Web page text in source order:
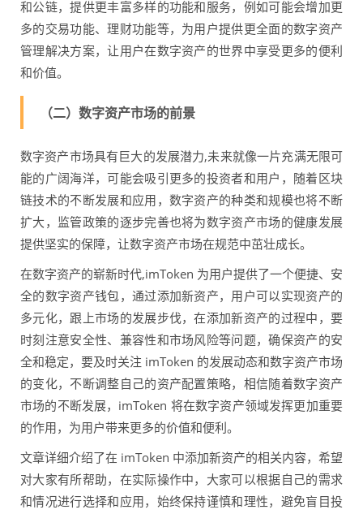
和公链，提供更丰富多样的功能和服务，例如可能会增加更
多的交易功能、理财功能等，为用户提供更全面的数字资产
管理解决方案，让用户在数字资产的世界中享受更多的便利
和价值。
（二）数字资产市场的前景
数字资产市场具有巨大的发展潜力,未来就像一片充满无限可
能的广阔海洋，可能会吸引更多的投资者和用户，随着区块
链技术的不断发展和应用，数字资产的种类和规模也将不断
扩大，监管政策的逐步完善也将为数字资产市场的健康发展
提供坚实的保障，让数字资产市场在规范中茁壮成长。
在数字资产的崭新时代,imToken 为用户提供了一个便捷、安
全的数字资产钱包，通过添加新资产，用户可以实现资产的
多元化，跟上市场的发展步伐，在添加新资产的过程中，要
时刻注意安全性、兼容性和市场风险等问题，确保资产的安
全和稳定，要及时关注 imToken 的发展动态和数字资产市场
的变化，不断调整自己的资产配置策略，相信随着数字资产
市场的不断发展，imToken 将在数字资产领域发挥更加重要
的作用，为用户带来更多的价值和便利。
文章详细介绍了在 imToken 中添加新资产的相关内容，希望
对大家有所帮助，在实际操作中，大家可以根据自己的需求
和情况进行选择和应用，始终保持谨慎和理性，避免盲目投